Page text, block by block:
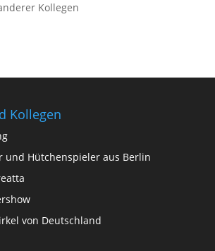
Kollegen
Kollegen
und Hütchenspieler aus Berlin
von Deutschland